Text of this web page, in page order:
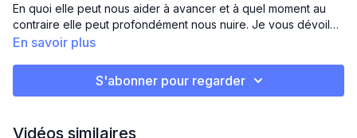
En quoi elle peut nous aider à avancer et à quel moment au
contraire elle peut profondément nous nuire. Je vous dévoile
aussi des "triggers" personnels pour vous mettre en contexte
En savoir plus
S'abonner pour regarder
Vidéos similaires